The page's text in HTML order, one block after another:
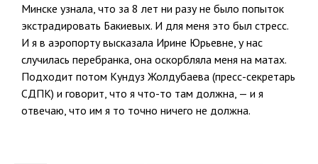
Минске узнала, что за 8 лет ни разу не было попыток
экстрадировать Бакиевых. И для меня это был стресс.
И я в аэропорту высказала Ирине Юрьевне, у нас
случилась перебранка, она оскорбляла меня на матах.
Подходит потом Кундуз Жолдубаева (пресс-секретарь
СДПК) и говорит, что я что-то там должна, — и я
отвечаю, что им я то точно ничего не должна.